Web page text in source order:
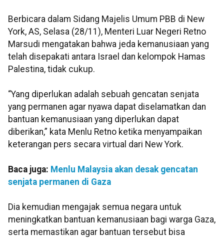
Berbicara dalam Sidang Majelis Umum PBB di New
York, AS, Selasa (28/11), Menteri Luar Negeri Retno
Marsudi mengatakan bahwa jeda kemanusiaan yang
telah disepakati antara Israel dan kelompok Hamas
Palestina, tidak cukup.
“Yang diperlukan adalah sebuah gencatan senjata
yang permanen agar nyawa dapat diselamatkan dan
bantuan kemanusiaan yang diperlukan dapat
diberikan,” kata Menlu Retno ketika menyampaikan
keterangan pers secara virtual dari New York.
Baca juga: Menlu Malaysia akan desak gencatan
senjata permanen di Gaza
Dia kemudian mengajak semua negara untuk
meningkatkan bantuan kemanusiaan bagi warga Gaza,
serta memastikan agar bantuan tersebut bisa